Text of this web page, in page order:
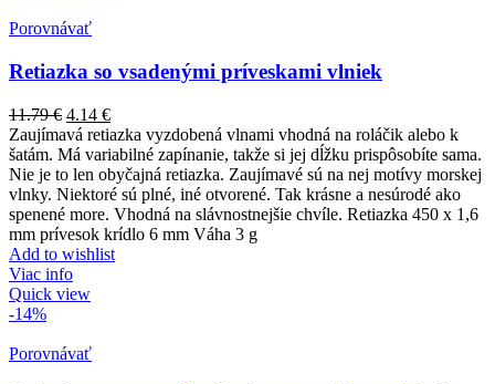
Porovnávať
Retiazka so vsadenými príveskami vlniek
11.79€ 4.14 €
Zaujímavá retiazka vyzdobená vlnami vhodná na roláčik alebo k
šatám. Má variabilné zapínanie, takže si jej dĺžku prispôsobíte sama.
Nie je to len obyčajná retiazka. Zaujímavé sú na nej motívy morskej
vlnky. Niektoré sú plné, iné otvorené. Tak krásne a nesúrodé ako
spenené more. Vhodná na slávnostnejšie chvíle. Retiazka 450 x 1,6
mm prívesok krídlo 6 mm Váha 3 g
Add to wishlist
Viac info
Quick view
-14%
Porovnávať